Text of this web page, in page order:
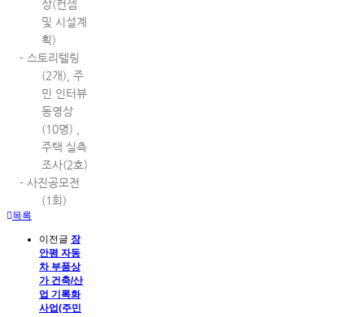
상(컨셉
및 시설계
획)
- 스토리텔링
(2개), 주
민 인터뷰
동영상
(10명) ,
주택 실측
조사(2호)
- 사진공모전
(1회)
목록
이전글 장
안평 자동
차 부품상
가 건축/산
업 기록화
사업(주민